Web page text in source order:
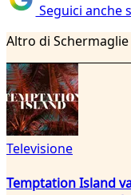
Seguici anche
Altro di Schermaglie
Televisione
Temptation Island